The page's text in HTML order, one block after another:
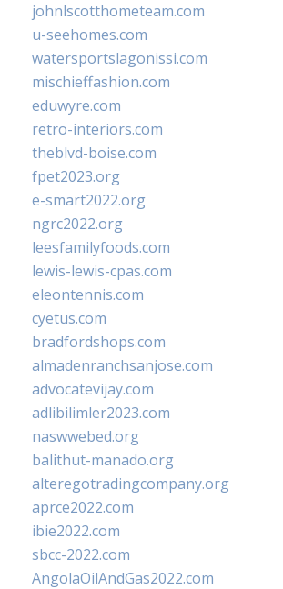
johnlscotthometeam.com
u-seehomes.com
watersportslagonissi.com
mischieffashion.com
eduwyre.com
retro-interiors.com
theblvd-boise.com
fpet2023.org
e-smart2022.org
ngrc2022.org
leesfamilyfoods.com
lewis-lewis-cpas.com
eleontennis.com
cyetus.com
bradfordshops.com
almadenranchsanjose.com
advocatevijay.com
adlibilimler2023.com
naswwebed.org
balithut-manado.org
alteregotradingcompany.org
aprce2022.com
ibie2022.com
sbcc-2022.com
AngolaOilAndGas2022.com